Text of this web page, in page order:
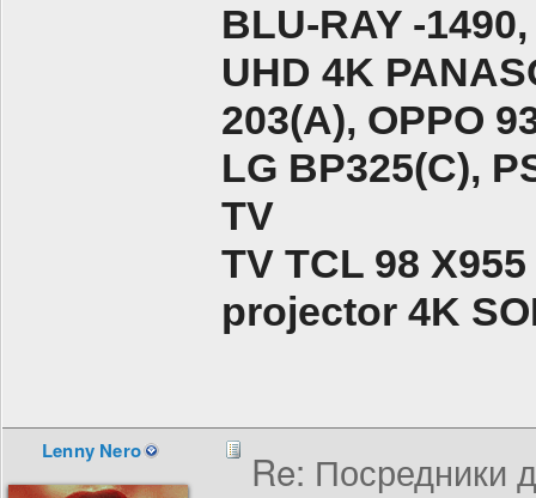
BLU-RAY -
UHD 4K
203(A), ОPPO
LG BP325(C),
TV
TV TCL 98 X955
projector 4K
Lenny Nero
Re: Посредники